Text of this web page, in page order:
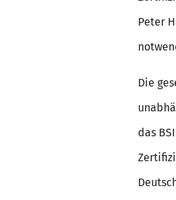
Peter
Die
das